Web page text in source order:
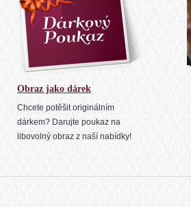
Obraz jako dárek
Chcete potěšit originálním
dárkem? Darujte poukaz na
libovolný obraz z naší nabídky!